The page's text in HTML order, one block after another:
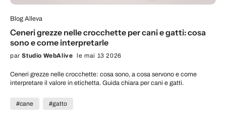
Blog Alleva
Ceneri grezze nelle crocchette per cani e gatti: cosa
sono e come interpretarle
parStudio WebAlive le mai 13 2026
Ceneri grezze nelle crocchette: cosa sono, a cosa servono e come
interpretare il valore in etichetta. Guida chiara per cani e gatti.
#cane #gatto